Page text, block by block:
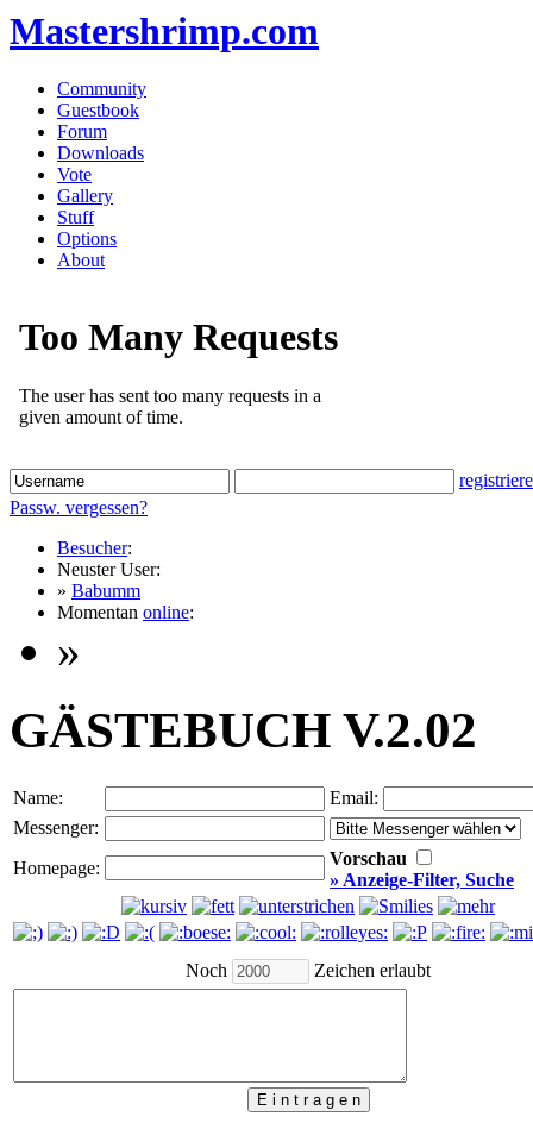
Mastershrimp.com
Community
Guestbook
Forum
Downloads
Vote
Gallery
Stuff
Options
About
Passw. vergessen?
Besucher:
Neuster User:
» Babumm
Momentan online:
»
GÄSTEBUCH V.2.02
Name:
Email:
Messenger:
Homepage:
Vorschau
» Anzeige-Filter, Suche
Noch Zeichen erlaubt